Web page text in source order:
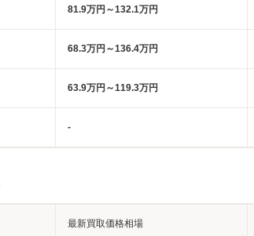
81.9万円～132.1万円
68.3万円～136.4万円
63.9万円～119.3万円
-
最新買取価格相場